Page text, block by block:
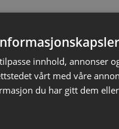
innhold, annonser
vårt med våre
du har gitt dem